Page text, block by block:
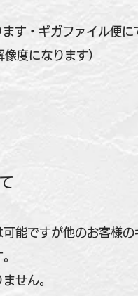
す・ギガファイル便に
度になります）
能ですが他のお客様
せん。